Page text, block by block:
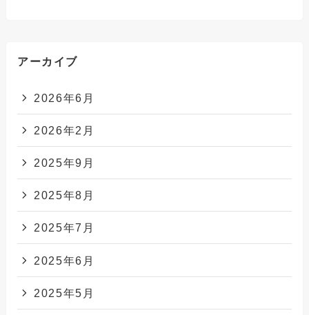
アーカイブ
2026年6月
2026年2月
2025年9月
2025年8月
2025年7月
2025年6月
2025年5月